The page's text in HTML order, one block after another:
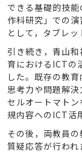
できる基礎的技
作科研究」での
として，タブレ
引き続き，青山
育におけるICTの
した。既存の教
思考力や問題解
セルオートマト
規内容へのICT活
その後，両教員
質疑応答が行われ